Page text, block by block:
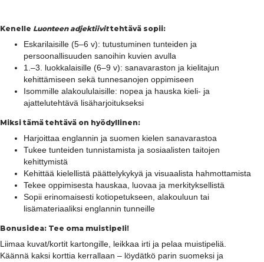
Kenelle Luonteen adjektiivittehtävä sopii:
Eskarilaisille (5–6 v): tutustuminen tunteiden ja
persoonallisuuden sanoihin kuvien avulla
1.–3. luokkalaisille (6–9 v): sanavaraston ja kielitajun
kehittämiseen sekä tunnesanojen oppimiseen
Isommille alakoululaisille: nopea ja hauska kieli- ja
ajattelutehtävä lisäharjoitukseksi
Miksi tämä tehtävä on hyödyllinen:
Harjoittaa englannin ja suomen kielen sanavarastoa
Tukee tunteiden tunnistamista ja sosiaalisten taitojen
kehittymistä
Kehittää kielellistä päättelykykyä ja visuaalista hahmottamista
Tekee oppimisesta hauskaa, luovaa ja merkityksellistä
Sopii erinomaisesti kotiopetukseen, alakouluun tai
lisämateriaaliksi englannin tunneille
Bonusidea: Tee oma muistipeli!
Liimaa kuvat/kortit kartongille, leikkaa irti ja pelaa muistipeliä.
Käännä kaksi korttia kerrallaan – löydätkö parin suomeksi ja